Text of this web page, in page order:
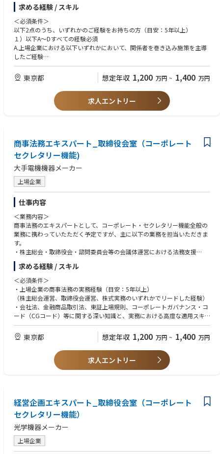
・社外取締役のサポート
・執行との連携による重要経営課題への対応
・IR/SR部門との連携、適切な情報開示
【職務内容】
資本市場におけるコーポレート・ガバナンスの継続的な高度化が求められ
レタリー機能全般の範囲になります。
・コーポレートガバナンスの方針、機関・制度設計、体制に関する企画・
・ガバナンスの実効性向上にむけた方針の策定、制度・運営プロセスの改
・CEOおよび取締役兼務執行役員の実績評価プロセスの運営と透明性の担
保
・国内外のガバナンス潮流の調査・分析および社内への発信・展開
・他部門へのガバナンス支援および専門家（エキスパート）の育成
・戦略コンサルタント等の外部専門家との、高度な知見に基づく協議
※会社の定める職務の範囲で今後変更となる可能性があります
＜アピールポイント＞
・最高意思決定機関（取締役会）の審議に直結する、機関設計や取締役会
の運営企画等の根幹に関わる案件をガバナンスの砦として評価・提案でき
る非常にやりがいの大きいポジションです。
・自身の知識・経験を実経営の意思決定に適用し、会社の企業価値向上を
ダイレクトに牽引する経験は、プロフェッショナルとしての市場価値を飛
躍的に高めます。
・取締役会室は少数精鋭の組織であり、一人ひとりの専門性に基づく裁量
と貢献度が大きく、経営のリアルな意思決定プロセスを間近で体感できる
環境です。
・リコーの経営の根幹であるガバナンスの健全化とESG戦略に直接関与
し、企業価値向上を主導できる非常にやりがいのあるポジションです。
・国内外の最新のガバナンス潮流を捉え、自社の仕組みに落とし込むとい
・経営層や社外役員と密に接する機会が多く、経営の意思決定プロセスを
＜入社後のキャリアパス＞
て、社内の経営企画や経理・財務、投資関連等への異動も検討される範囲
です。
＜働き方について＞
準備期間を含め株主総会の時期（3～5月頃）は繁忙期となりますが、
11月～1月を中心に閑散期となり、年間を通じて繁閑のメリハリがある環
求める経験 / スキル
＜必須条件＞
以下2点のうち、いずれかのご経験をお持ちの方（目安：5年以上）
１）以下A～Dすべての経験必須
A.上場企業における以下いずれかにおいて、関係者を巻き込み施策を主導
したご経験
・コーポレートガバナンスに関わる業務に何等か携わったご経験
・法務、経営企画いずれかの部門での実務経験
B.取締役会の企画・運営に関するご経験
C.以下ご知見を持ってコーポレート関連業務に携わられたご経験
・会社法、東証上場規則、コーポレートガバナンス・コード（CGコー
ド）に関するご知見
D.招集通知、コーポレートガバナンス報告書、有価証券報告書等の策定実
務のご経験
２）コンサルティングファームにてコーポレート機能関連業務のプロジェ
クトに主担当として携わられたご経験
＜歓迎条件＞
・上場企業の本社部門（経営企画、法務、内部監査等）に在籍したご経験
・機関設計の変更や諮問委員会の立ち上げ、構成の変更など、上場企業の
ガバナンスに関わるプロジェクトのご経験
・MBA中小企業診断士など、企業経営に関わる学位、資格等の保有者
・ビジネスレベルの英語力があれば尚可
＜求める人物像・志向性＞
・ガバナンスの専門性を基盤に、企業経営視点、ならびに株主・資本市
場・社員・地域社会などのステークホルダー視点で課題を構造化し、解決
策を提案できる方
・ガバナンスの諸課題を具体的な制度や仕組みに落とし込むことができる
企画・構想力のある方
・客観的な数値や論理に基づき、経営陣に対しても忖度なく意見具申でき
る高い責任感を持つ方
・機密性の高い情報を扱う中で、高い倫理観と透明性をもって行動できる
方
・市場環境の変化に対し、常に最新のコーポレートガバナンスに関する理
論や規則、規制動向を自律的にキャッチアップする探求心の高い方
・周囲との信頼関係を構築できるコミュニケーション力を持っている方
・社内外の多様なステークホルダーや外部専門家と対等に渡り合い、信頼
東京都 想定年収 1,200 万円 ~ 1,400 万円
求人エントリー
商事法務エキスパート_取締役会室（コーポレート
セクレタリー機能)
大手電機機器メーカー
上場企業
仕事内容
＜業務内容＞
商事法務のエキスパートとして、コーポレート・セクレタリー機能全般の
業務に携わっていたただく予定ですが、主に以下の業務を担当いただきま
す。
・株主総会・取締役会・諮問委員会等の会議体運営における法務支援
・会社法、金融商品取引法、上場規則等に基づく法定開示書類の企画・作
成・管理
・コーポレート・ガバナンスや内部統制システムに関する企画・運用
・株主対応（議決権行使助言会社対応・株主提案対応等）における法務支
援
・定款・株式関連規程等の整備・運用
※会社の定める職務の範囲で今後変更となる可能性があります
＜アピールポイント＞
・当社はガバナンス、特にCEOの選解任などで、資本市場において高い評
価を受けており、ご自身のキャリア形成に有効なスキル・経験を積むこと
ができる役割・職場です。
・最高意思決定機関（取締役会）の運営に深く関与でき、法務の領域に留
業経営のリアルな意思決定プロセスに携わることができるポジションで
す。
・上場企業としての高度なガバナンス整備を、経営と共に推進する経験
は、キャリア価値が非常に高く、将来的なキャリアの幅も広がります（法
務部門・ガバナンス関連部門への展開も可）。
・取締役会室は少数精鋭の組織であり、一人ひとりの裁量・貢献度が大き
求める経験 / スキル
＜必須条件＞
・上場企業の商事法務の実務経験（目安：5年以上）
（株主総会運営、取締役会運営、株式実務のいずれかでリードした経験）
・会社法、金融商品取引法、東証上場規則、コーポレートガバナンス・コ
ード（CGコード）等に関する深い知識と、実務における高度な適用スキ
ル
・ガバナンス体制構築や開示対応など、上場企業特有の法務課題を解決し
た経験
・社内外ステークホルダー（役員、社外役員、関係部門、社外弁護士等）
との調整のご経験
・ビジネスレベルの英語力
・上場企業の取締役会事務局、もしくはコーポレート・セクレタリー機能
での実務経験
・事業会社の法務部門や経営企画部門で、コーポレート法務を幅広く担当
したご経験
・ガバナンス改革（指名・報酬委員会の機能高度化、取締役会評価など）
や内部統制システムの構築・運用経験
・M&Aや組織再編等、会社法関連のプロジェクトのご経験
東京都 想定年収 1,200 万円 ~ 1,400 万円
求人エントリー
経営企画エキスパート_取締役会室（コーポレート
セクレタリー機能）
光学機器メーカー
上場企業